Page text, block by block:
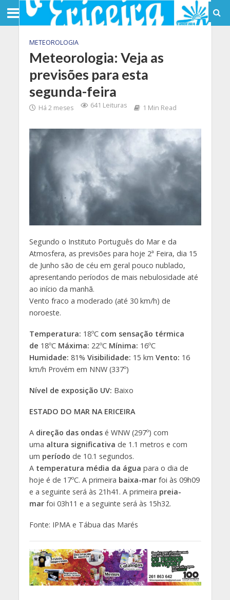
METEOROLOGIA
Meteorologia: Veja as
previsões para esta
segunda-feira
Há 2 meses 641 Leituras 1 Min Read
Segundo o Instituto Português do Mar e da
Atmosfera, as previsões para hoje 2ª Feira, dia 15
de Junho são de céu em geral pouco nublado,
apresentando períodos de mais nebulosidade até
ao início da manhã.
Vento fraco a moderado (até 30 km/h) de
noroeste.
Temperatura: 18ºC com sensação térmica
de 18ºC Máxima: 22ºC Mínima: 16ºC
Humidade: 81% Visibilidade: 15 km Vento: 16
km/h Provém em NNW (337º)
Nível de exposição UV: Baixo
ESTADO DO MAR NA ERICEIRA
A direção das ondasé WNW (297º) com
uma altura significativa de 1.1 metros e com
um período de 10.1 segundos.
A temperatura média da água para o dia de
hoje é de 17ºC. A primeira baixa-mar foi às 09h09
e a seguinte será às 21h41. A primeira preia-
mar foi 03h11 e a seguinte será às 15h32.
Fonte: IPMA e Tábua das Marés